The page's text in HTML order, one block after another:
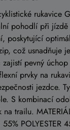
rukavice
pohodlí při
poskytující
což usnadňuje
zajistí pevný
prvky na
jezdce.
S kombinací
na trailu.
POLYESTER